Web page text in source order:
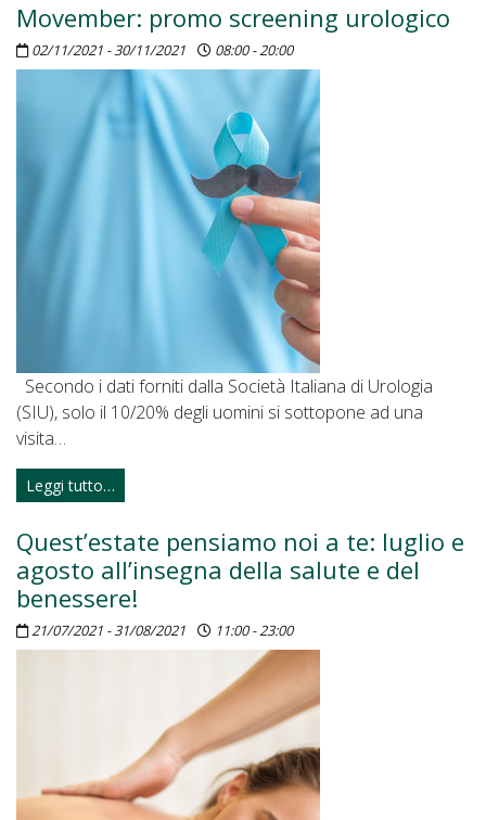
Movember: promo screening urologico
02/11/2021 - 30/11/2021 08:00 - 20:00
Secondo i dati forniti dalla Società Italiana di Urologia
(SIU), solo il 10/20% degli uomini si sottopone ad una
visita…
Leggi tutto…
Quest’estate pensiamo noi a te: luglio e
agosto all’insegna della salute e del
benessere!
21/07/2021 - 31/08/2021 11:00 - 23:00